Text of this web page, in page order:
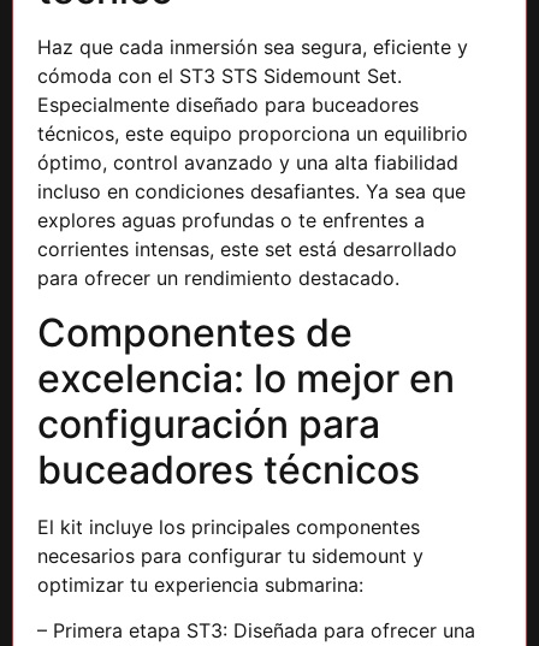
Haz que cada inmersión sea segura, eficiente y
cómoda con el ST3 STS Sidemount Set.
Especialmente diseñado para buceadores
técnicos, este equipo proporciona un equilibrio
óptimo, control avanzado y una alta fiabilidad
incluso en condiciones desafiantes. Ya sea que
explores aguas profundas o te enfrentes a
corrientes intensas, este set está desarrollado
para ofrecer un rendimiento destacado.
Componentes de
excelencia: lo mejor en
configuración para
buceadores técnicos
El kit incluye los principales componentes
necesarios para configurar tu sidemount y
optimizar tu experiencia submarina:
– Primera etapa ST3: Diseñada para ofrecer una